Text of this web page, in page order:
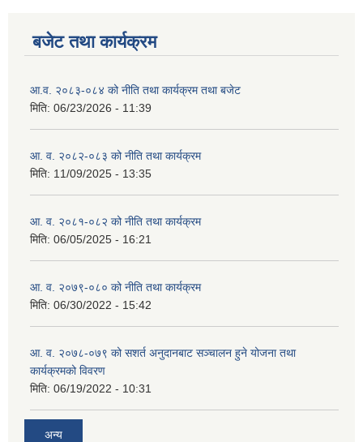
बजेट तथा कार्यक्रम
आ.व. २०८३-०८४ को नीति तथा कार्यक्रम तथा बजेट
मिति: 06/23/2026 - 11:39
आ. व. २०८२-०८३ को नीति तथा कार्यक्रम
मिति: 11/09/2025 - 13:35
आ. व. २०८१-०८२ को नीति तथा कार्यक्रम
मिति: 06/05/2025 - 16:21
आ. व. २०७९-०८० को नीति तथा कार्यक्रम
मिति: 06/30/2022 - 15:42
आ. व. २०७८-०७९ को सशर्त अनुदानबाट सञ्चालन हुने योजना तथा
कार्यक्रमको विवरण
मिति: 06/19/2022 - 10:31
अन्य